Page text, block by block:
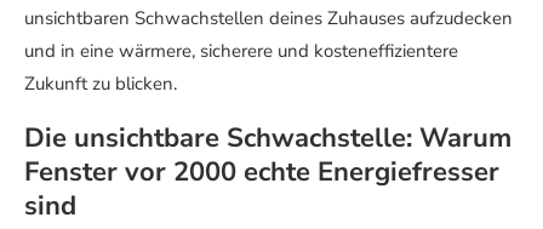
unsichtbaren Schwachstellen deines Zuhauses aufzudecken
und in eine wärmere, sicherere und kosteneffizientere
Zukunft zu blicken.
Die unsichtbare Schwachstelle: Warum
Fenster vor 2000 echte Energiefresser
sind